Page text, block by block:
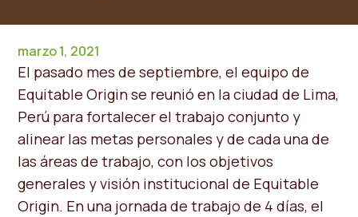
marzo 1, 2021
El pasado mes de septiembre, el equipo de
Equitable Origin se reunió en la ciudad de Lima,
Perú para fortalecer el trabajo conjunto y
alinear las metas personales y de cada una de
las áreas de trabajo, con los objetivos
generales y visión institucional de Equitable
Origin. En una jornada de trabajo de 4 días, el